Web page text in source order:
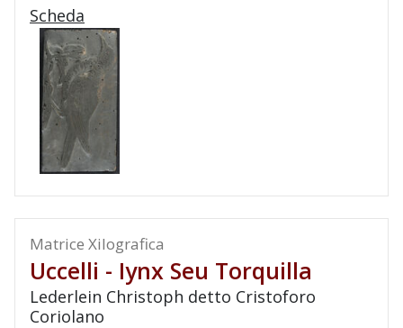
Scheda
Matrice Xilografica
Uccelli - Iynx Seu Torquilla
Lederlein Christoph detto Cristoforo
Coriolano